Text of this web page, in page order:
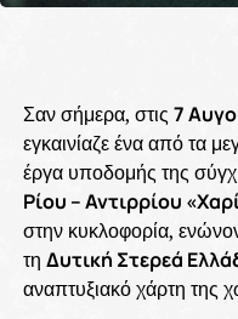
Σαν σήμερα, στις 7
εγκαινίαζε ένα από τα
έργα υποδομής της
Ρίου – Αντιρρίου
στην κυκλοφορία,
τη Δυτική Στερεά
αναπτυξιακό χάρτη της